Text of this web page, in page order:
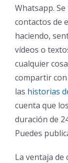
Whatsapp.
contactos de
haciendo,
vídeos o
cualquier
compartir con
las historias
cuenta que
duración de
Puedes
La ventaja de